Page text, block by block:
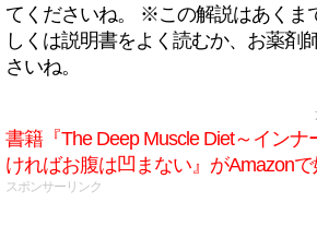
てくださいね。 ※この解説はあくま
しくは説明書をよく読むか、お薬剤
さいね。
書籍『The Deep Muscle Diet～イン
ければお腹は凹まない』がAmazonで
スポンサーリンク